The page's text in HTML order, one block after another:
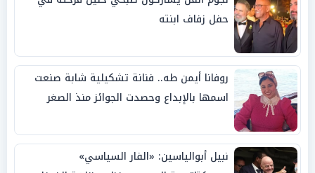
حفل زفاف ابنته
روفانا أيمن طه.. فنانة تشكيلية شابة صنعت
اسمها بالإبداع وحصدت الجوائز منذ الصغر
نبيل أبوالياسين: «الفار السياسي»